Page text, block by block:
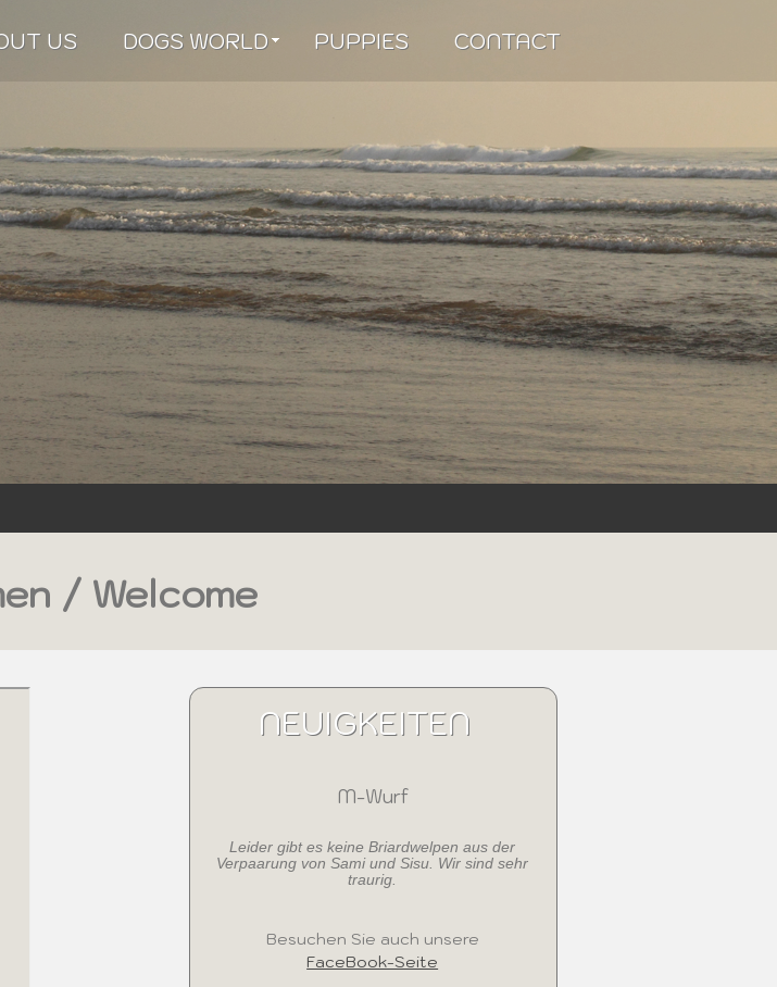
US DOGS WORLD PUPPIES CONTACT
/ Welcome
NEUIGKEITEN
M-Wurf
Leider gibt es keine Briardwelpen aus der
Verpaarung von Sami und Sisu. Wir sind sehr
traurig.
Besuchen Sie auch unsere
FaceBook-Seite